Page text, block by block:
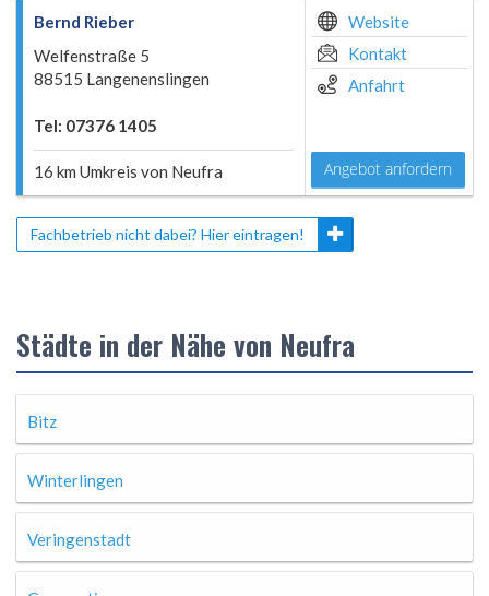
Bernd Rieber
Welfenstraße 5
88515 Langenenslingen
Tel: 07376 1405
16 km Umkreis von Neufra
Website
Kontakt
Anfahrt
Angebot anfordern
Fachbetrieb nicht dabei? Hier eintragen!
Städte in der Nähe von Neufra
Bitz
Winterlingen
Veringenstadt